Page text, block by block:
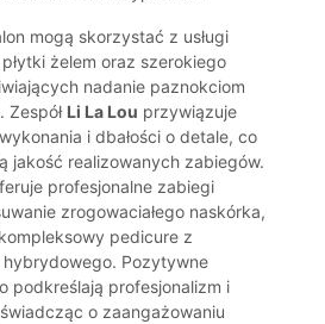
mogą skorzystać z usługi
żelem oraz szerokiego
nadanie paznokciom
Zespół Li La Lou przywiązuje
i dbałości o detale, co
jakość realizowanych zabiegów.
profesjonalne zabiegi
zrogowaciałego naskórka,
pedicure z
Pozytywne
podkreślają profesjonalizm i
o zaangażowaniu